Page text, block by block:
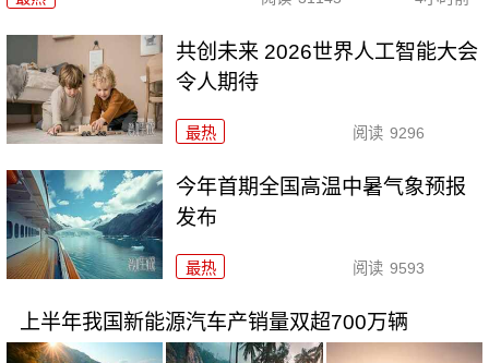
共创未来 2026世界人工智能大会
令人期待
最热 阅读 9296
今年首期全国高温中暑气象预报
发布
最热 阅读 9593
上半年我国新能源汽车产销量双超700万辆